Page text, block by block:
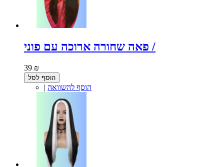
פאה שחורה ארוכה עם פוני /
39 ₪
הוסף לסל
| הוסף להשוואה